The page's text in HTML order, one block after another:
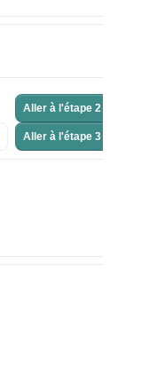
Aller à l'étape 2 >
Aller à l'étape 3 >